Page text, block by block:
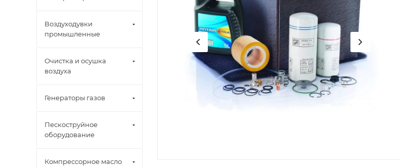
Воздуходувки
промышленные
Очистка и осушка
воздуха
Генераторы газов
Пескоструйное
оборудование
Компрессорное масло